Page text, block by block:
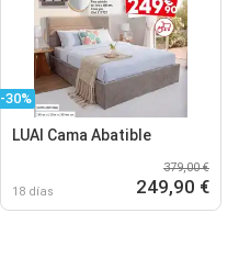
-30%
LUAI Cama Abatible
18 días
379,00 €
249,90 €